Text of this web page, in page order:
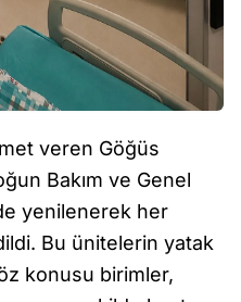
veren Göğüs
Bakım ve Genel
yenilenerek her
Bu ünitelerin yatak
konusu birimler,